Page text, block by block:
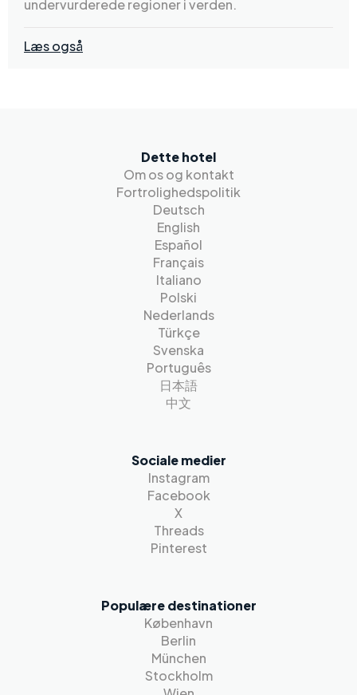
undervurderede regioner i verden.
Læs også
Dette hotel
Om os og kontakt
Fortrolighedspolitik
Deutsch
English
Español
Français
Italiano
Polski
Nederlands
Türkçe
Svenska
Português
日本語
中文
Sociale medier
Instagram
Facebook
X
Threads
Pinterest
Populære destinationer
København
Berlin
München
Stockholm